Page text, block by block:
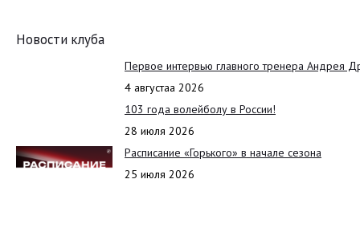
Новости клуба
Первое интервью главного тренера Андрея
4 августаа 2026
103 года волейболу в России!
28 июля 2026
Расписание «Горького» в начале сезона
25 июля 2026